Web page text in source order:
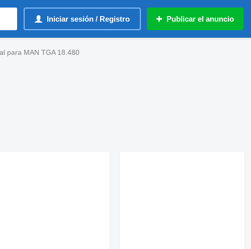
Iniciar sesión / Registro Publicar el anuncio
para MAN TGA 18.480